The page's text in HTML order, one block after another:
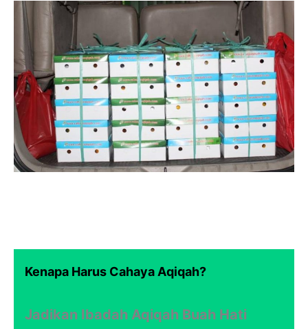
Kenapa Harus Cahaya Aqiqah?
Jadikan Ibadah Aqiqah Buah Hati